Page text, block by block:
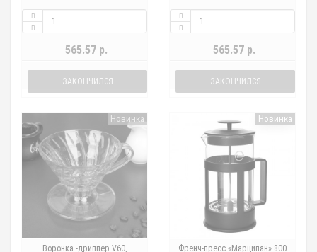
565.57 р.
ЗАКОНЧИЛСЯ
565.57 р.
ЗАКОНЧИЛСЯ
Новинка
Воронка -дриппер V60,
Новинка
Френч-пресс «Марципан» 800